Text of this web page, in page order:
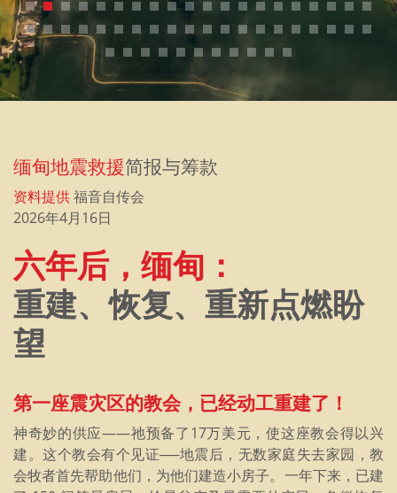
缅甸地震救援简报与筹款
资料提供福音自传会
2026年4月16日
六年后，缅甸：
重建、恢复、重新点燃盼
望
第一座震灾区的教会，已经动工重建了！
神奇妙的供应——祂预备了17万美元，使这座教会得以兴
建。这个教会有个见证──地震后，无数家庭失去家园，教
会牧者首先帮助他们，为他们建造小房子。一年下来，已建